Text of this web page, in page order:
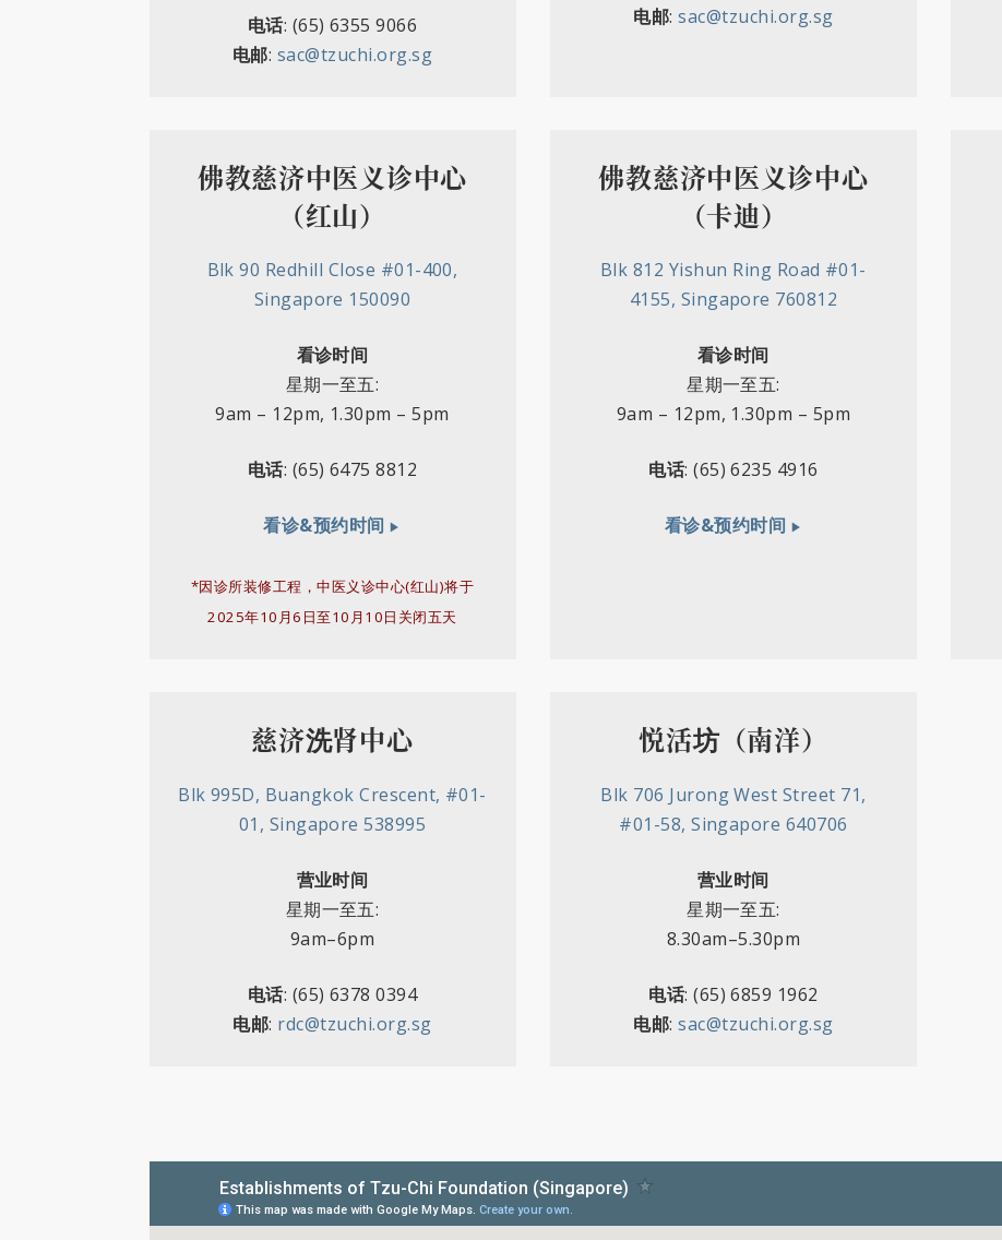
电话: (65) 6355 9066
电邮: sac@tzuchi.org.sg
电邮:sac@tzuchi.org.sg
佛教慈济中医义诊中心
（红山）
Blk 90 Redhill Close #01-400,
Singapore 150090
看诊时间
星期一至五:
9am – 12pm, 1.30pm – 5pm
电话: (65) 6475 8812
看诊&预约时间
*因诊所装修工程，中医义诊中心(红山)将于
2025年10月6日至10月10日关闭五天
佛教慈济中医义诊中心
（卡迪）
Blk 812 Yishun Ring Road #01-
4155, Singapore 760812
看诊时间
星期一至五:
9am – 12pm, 1.30pm – 5pm
电话: (65)6235 4916
看诊&预约时间
慈济洗肾中心
Blk 995D, Buangkok Crescent, #01-
01, Singapore 538995
营业时间
星期一至五:
9am–6pm
电话: (65) 6378 0394
电邮: rdc@tzuchi.org.sg
悦活坊（南洋）
Blk 706 Jurong West Street 71,
#01-58, Singapore 640706
营业时间
星期一至五:
8.30am–5.30pm
电话: (65) 6859 1962
电邮:sac@tzuchi.org.sg